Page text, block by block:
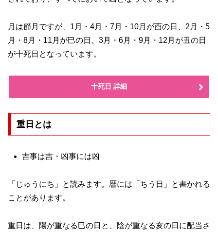
月は節月ですが、1月・4月・7月・10月が酉の日、2月・5
月・8月・11月が巳の日、3月・6月・9月・12月が丑の日
が十死日となっています。
十死日 詳細
重日とは
吉事は吉・凶事には凶
「じゅうにち」と読みます。暦には「ちう日」と書かれる
ことがあります。
重日は、陽が重なる巳の日と、陰が重なる亥の日に配当さ